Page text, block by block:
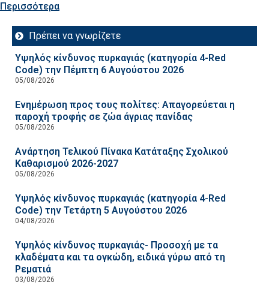
Περισσότερα
Πρέπει να γνωρίζετε
Υψηλός κίνδυνος πυρκαγιάς (κατηγορία 4-Red
Code) την Πέμπτη 6 Αυγούστου 2026
05/08/2026
Ενημέρωση προς τους πολίτες: Απαγορεύεται η
παροχή τροφής σε ζώα άγριας πανίδας
05/08/2026
Ανάρτηση Τελικού Πίνακα Κατάταξης Σχολικού
Καθαρισμού 2026-2027
05/08/2026
Υψηλός κίνδυνος πυρκαγιάς (κατηγορία 4-Red
Code) την Τετάρτη 5 Αυγούστου 2026
04/08/2026
Υψηλός κίνδυνος πυρκαγιάς- Προσοχή με τα
κλαδέματα και τα ογκώδη, ειδικά γύρω από τη
Ρεματιά
03/08/2026